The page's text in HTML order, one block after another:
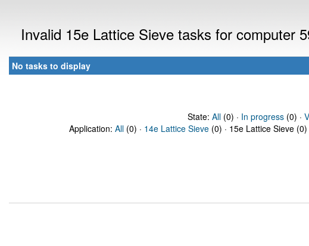
Invalid 15e Lattice Sieve tasks for computer
No tasks to display
State: All(0) · In progress(0) ·
Application: All (0) · 14e Lattice Sieve (0) · 15e Lattice Sieve (0)